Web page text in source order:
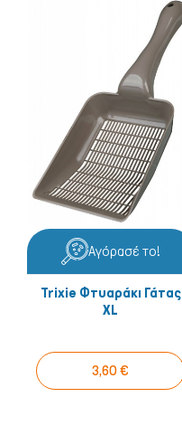
Αγόρασέ το!
Trixie Φτυαράκι Γάτας
XL
3,60 €